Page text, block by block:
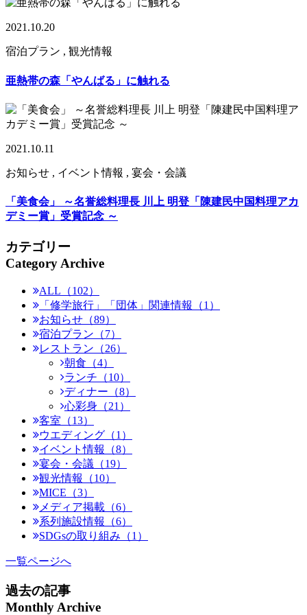
2021.10.20
宿泊プラン , 観光情報
亜熱帯の森「やんばる」に触れる
2021.10.11
お知らせ , イベント情報 , 宴会・会議
「美食会」 ～名誉総料理長 川上 明登「陳建民中国料理アカ
デミー賞」受賞記念 ～
カテゴリー
Category Archive
ALL（102）
「修学旅行」「団体」関連情報（1）
お知らせ（89）
宿泊プラン（7）
レストラン（26）
朝食（4）
ランチ（10）
ディナー（8）
心彩身（21）
客室（13）
ウエディング（1）
イベント情報（8）
宴会・会議（19）
観光情報（10）
MICE（3）
メディア掲載（6）
系列施設情報（6）
SDGsの取り組み（1）
一覧ページへ
過去の記事
Monthly Archive